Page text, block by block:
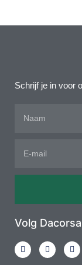
Schrijf je in voor
Volg Dacorsa